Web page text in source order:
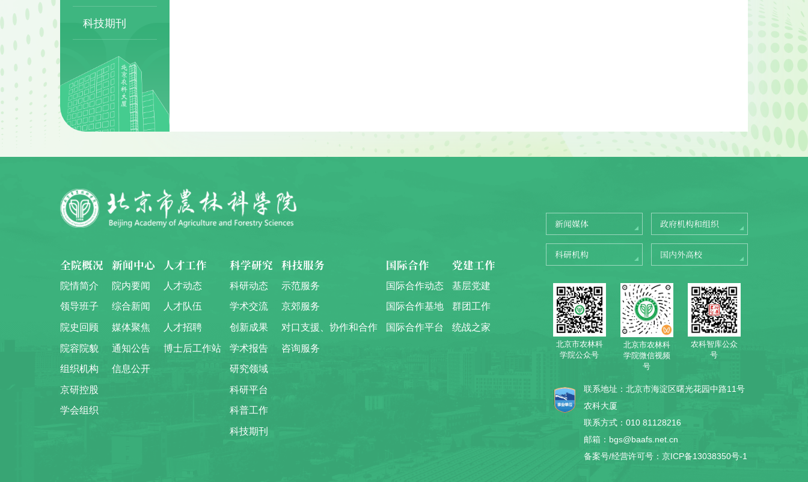
科技期刊
全院概况
院情简介
领导班子
院史回顾
院容院貌
组织机构
京研控股
学会组织
新闻中心
院内要闻
综合新闻
媒体聚焦
通知公告
信息公开
人才工作
人才动态
人才队伍
人才招聘
博士后工作站
科学研究
科研动态
学术交流
创新成果
学术报告
研究领域
科研平台
科普工作
科技期刊
科技服务
示范服务
京郊服务
对口支援、协作和合作
咨询服务
国际合作
国际合作动态
国际合作基地
国际合作平台
党建工作
基层党建
群团工作
统战之家
新闻媒体 政府机构和组织
科研机构 国内外高校
北京市农林科
学院公众号
北京市农林科
学院微信视频
号
农科智库公众
号
联系地址：北京市海淀区曙光花园中路11号
农科大厦
联系方式：010 81128216
邮箱：bgs@baafs.net.cn
备案号/经营许可号：京ICP备13038350号-1